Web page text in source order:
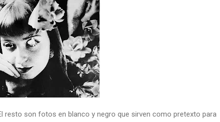
son fotos en blanco y negro que sirven como pretexto para